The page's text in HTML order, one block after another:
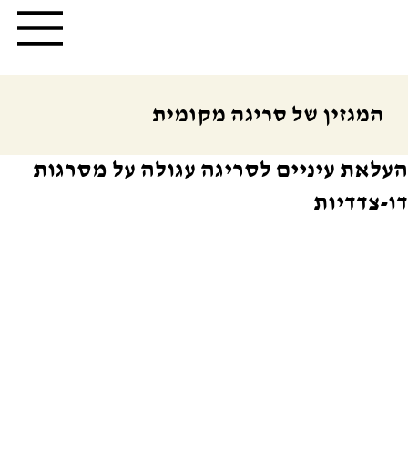
המגזין של סריגה מקומית
העלאת עיניים לסריגה עגולה על מסרגות
דו-צדדיות